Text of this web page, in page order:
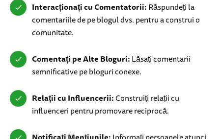
Interacționați cu Comentatorii:Răspundeți la
comentariile de pe blogul dvs. pentru a construi o
comunitate.
Comentați pe Alte Bloguri:Lăsați comentarii
semnificative pe bloguri conexe.
Relații cu Influencerii:Construiți relații cu
influenceri pentru promovare reciprocă.